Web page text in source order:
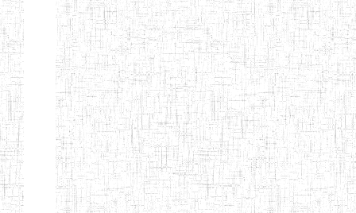
Etablissements
d'enseignement
normal
ENI